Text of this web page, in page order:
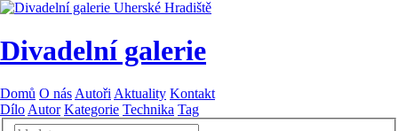
Divadelní galerie
Domů O nás Autoři Aktuality Kontakt
Dílo Autor Kategorie Technika Tag